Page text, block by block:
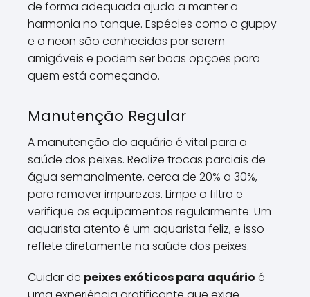
de forma adequada ajuda a manter a
harmonia no tanque. Espécies como o guppy
e o neon são conhecidas por serem
amigáveis e podem ser boas opções para
quem está começando.
Manutenção Regular
A manutenção do aquário é vital para a
saúde dos peixes. Realize trocas parciais de
água semanalmente, cerca de 20% a 30%,
para remover impurezas. Limpe o filtro e
verifique os equipamentos regularmente. Um
aquarista atento é um aquarista feliz, e isso
reflete diretamente na saúde dos peixes.
Cuidar de peixes exóticos para aquário é